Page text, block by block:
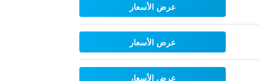
عرض الأسعار
عرض الأسعار
عرض الأسعار